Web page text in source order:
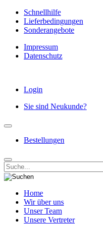
Schnellhilfe
Lieferbedingungen
Sonderangebote
Impressum
Datenschutz
Login
Sie sind Neukunde?
Bestellungen
Home
Wir über uns
Unser Team
Unsere Vertreter